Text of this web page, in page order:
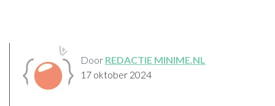
Door REDACTIE MINIME.NL
17 oktober 2024